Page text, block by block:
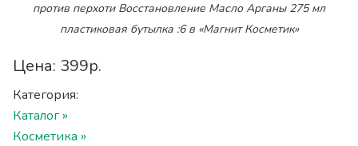
против перхоти Восстановление Масло Арганы 275 мл
пластиковая бутылка :6 в «Магнит Косметик»
Цена: 399р.
Категория:
Каталог »
Косметика »